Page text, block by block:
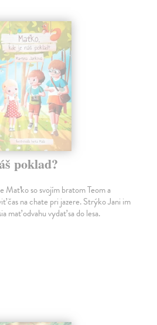
poklad?
Maťko so svojím bratom Teom a
čas na chate pri jazere. Strýko Jani im
mať odvahu vydať sa do lesa.